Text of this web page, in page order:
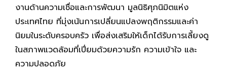
งานด้านความเชื่อและการพัฒนา มูลนิธิศุภนิมิตแห่ง
ประเทศไทย ที่มุ่งเน้นการเปลี่ยนแปลงพฤติกรรมและค่า
นิยมในระดับครอบครัว เพื่อส่งเสริมให้เด็กได้รับการเลี้ยงดู
ในสภาพแวดล้อมที่เปี่ยมด้วยความรัก ความเข้าใจ และ
ความปลอดภัย